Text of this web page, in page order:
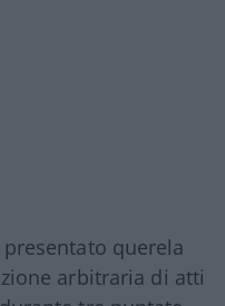
querela
arbitraria di atti